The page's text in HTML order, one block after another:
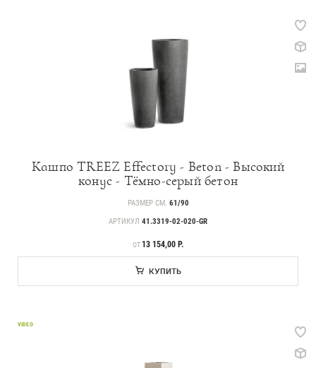
Кашпо TREEZ Effectory - Beton - Высокий
конус - Тёмно-серый бетон
РАЗМЕР СМ. 61/90
АРТИКУЛ 41.3319-02-020-GR
ЦЕНА
ОТ 13 154,00 Р.
КУПИТЬ
VIDEO